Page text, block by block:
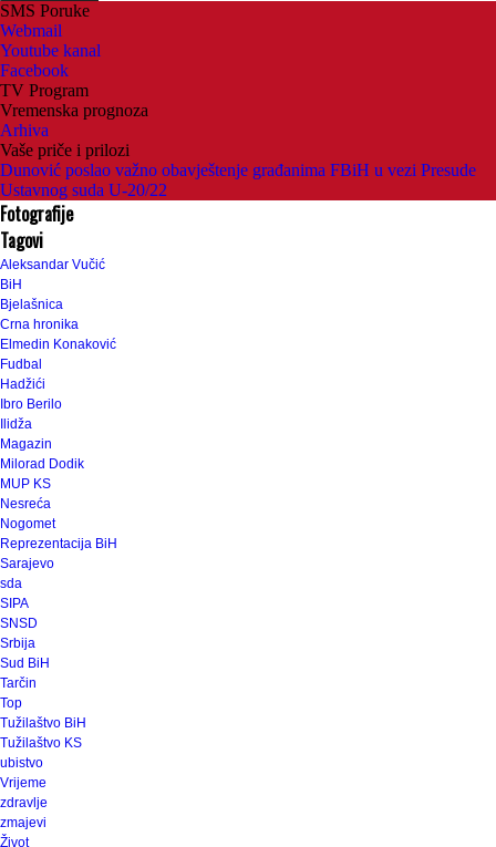
SMS Poruke
Webmail
Youtube kanal
Facebook
TV Program
Vremenska prognoza
Arhiva
Vaše priče i prilozi
Dunović poslao važno obavještenje građanima FBiH u vezi Presude
Ustavnog suda U-20/22
Fotografije
Tagovi
Aleksandar Vučić
BiH
Bjelašnica
Crna hronika
Elmedin Konaković
Fudbal
Hadžići
Ibro Berilo
Ilidža
Magazin
Milorad Dodik
MUP KS
Nesreća
Nogomet
Reprezentacija BiH
Sarajevo
sda
SIPA
SNSD
Srbija
Sud BiH
Tarčin
Top
Tužilaštvo BiH
Tužilaštvo KS
ubistvo
Vrijeme
zdravlje
zmajevi
Život